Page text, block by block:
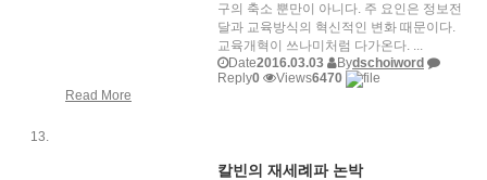
구의 축소 뿐만이 아니다. 주 요인은 정보전
달과 교육방식의 혁신적인 변화 때문이다.
교육개혁이 쓰나미처럼 다가온다. ...
Date2016.03.03 Bydschoiword
Reply0 Views6470
Read More
칼빈의 재세례파 논박